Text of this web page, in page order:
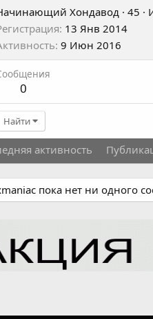
Хондавод · 45 ·
13 Янв 2014
9 Июн 2016
0
Найти
активность
пока нет ни одного